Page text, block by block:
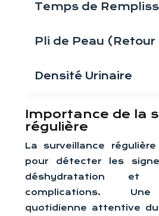
Temps de
Pli de Peau
Densité Urinaire
Importance de la
régulière
La surveillance
pour détecter les
déshydratation et
complications.
quotidienne attentive